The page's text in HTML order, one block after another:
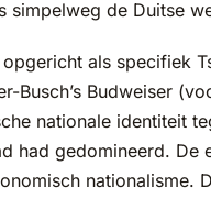
de Duitse
als specifiek
Busch’s Budweiser
nationale identiteit
had gedomineerd. De
nationalisme.